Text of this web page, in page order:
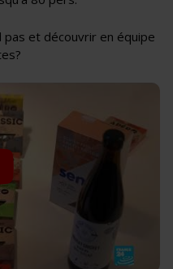
pas et découvrir en équipe